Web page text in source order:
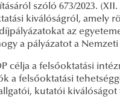
szóló 673/2023.
kiválóságról, amely
az
a pályázatot a
célja a felsőoktatási
a felsőoktatási
kutatói